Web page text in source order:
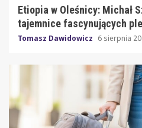
Etiopia w Oleśnicy: Michał
tajemnice fascynujących
Tomasz Dawidowicz 6 sierpnia